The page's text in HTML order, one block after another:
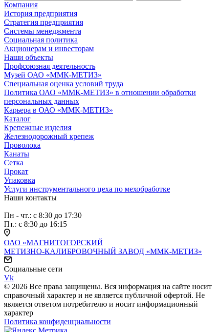
Компания
История предприятия
Стратегия предприятия
Системы менеджмента
Социальная политика
Акционерам и инвесторам
Наши объекты
Профсоюзная деятельность
Музей ОАО «ММК-МЕТИЗ»
Специальная оценка условий труда
Политика ОАО «ММК-МЕТИЗ» в отношении обработки
персональных данных
Карьера в ОАО «ММК-МЕТИЗ»
Каталог
Крепежные изделия
Железнодорожный крепеж
Проволока
Канаты
Сетка
Прокат
Упаковка
Услуги инструментального цеха по мехобработке
Наши контакты
Пн - чт.: с 8:30 до 17:30
Пт.: с 8:30 до 16:15
ОАО «МАГНИТОГОРСКИЙ
МЕТИЗНО-КАЛИБРОВОЧНЫЙ ЗАВОД «ММК-МЕТИЗ»
Социальные сети
Vk
© 2026 Все права защищены. Вся информация на сайте носит
справочный характер и не является публичной офертой. Не
является ответом потребителю и носит информационный
характер
Политика конфиденциальности